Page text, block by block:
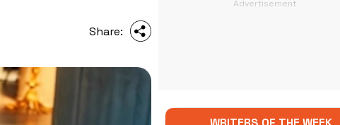
Share: